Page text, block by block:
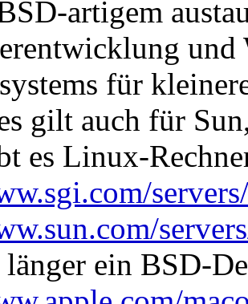
artigem
und
für
gilt auch für
es Linux-
ein BSD-